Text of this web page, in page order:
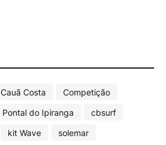
Cauã Costa
Competição
Pontal do Ipiranga
cbsurf
kit Wave solemar